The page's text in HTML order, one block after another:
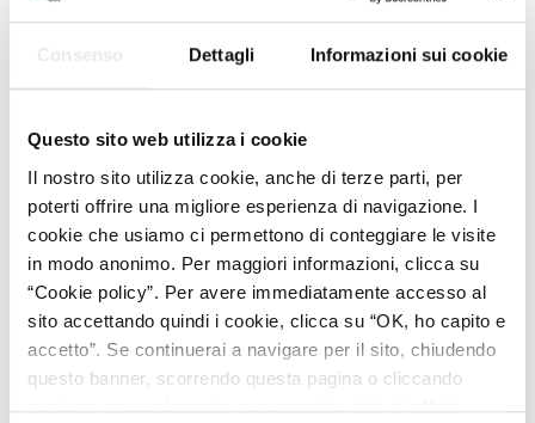
Dettagli Informazioni sui cookie
Questo sito web utilizza i cookie
Il nostro sito utilizza cookie, anche di terze parti, per
poterti offrire una migliore esperienza di navigazione. I
cookie che usiamo ci permettono di conteggiare le visite
in modo anonimo. Per maggiori informazioni, clicca su
“Cookie policy”. Per avere immediatamente accesso al
sito accettando quindi i cookie, clicca su “OK, ho capito e
accetto”. Se continuerai a navigare per il sito, chiudendo
questo banner, scorrendo questa pagina o cliccando
qualunque suo elemento, acconsenti a tutti gli effetti
Mancato versamento delle quote
dell’associato moroso